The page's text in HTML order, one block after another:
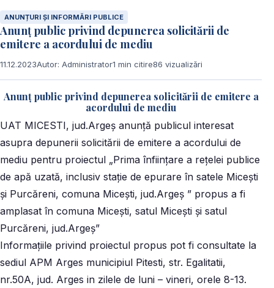
ANUNȚURI ȘI INFORMĂRI PUBLICE
Anunţ public privind depunerea solicitării de
emitere a acordului de mediu
11.12.2023Autor: Administrator1 min citire86 vizualizări
Anunţ public privind depunerea solicitării de emitere a
acordului de mediu
UAT MICESTI, jud.Argeş anunţă publicul interesat
asupra depunerii solicitării de emitere a acordului de
mediu pentru proiectul „Prima înfiinţare a reţelei publice
de apă uzată, inclusiv staţie de epurare în satele Miceşti
şi Purcăreni, comuna Miceşti, jud.Argeş ” propus a fi
amplasat în comuna Miceşti, satul Miceşti şi satul
Purcăreni, jud.Argeş”
Informaţiile privind proiectul propus pot fi consultate la
sediul APM Arges municipiul Pitesti, str. Egalitatii,
nr.50A, jud. Arges in zilele de luni – vineri, orele 8-13.